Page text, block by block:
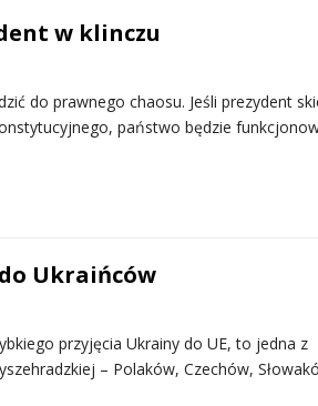
w klinczu
do prawnego chaosu. Jeśli prezydent
państwo będzie
Ukraińców
przyjęcia Ukrainy do UE, to jedna z
– Polaków, Czechów,